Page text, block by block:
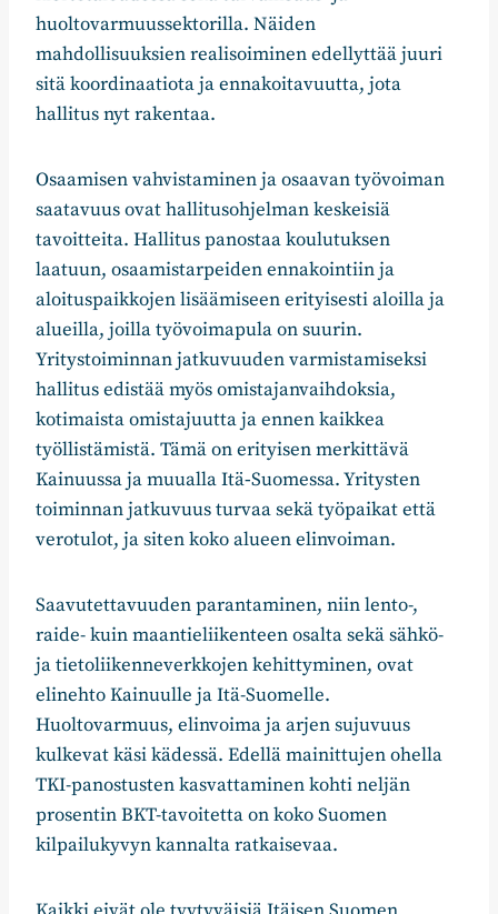
huoltovarmuussektorilla. Näiden
mahdollisuuksien realisoiminen edellyttää juuri
sitä koordinaatiota ja ennakoitavuutta, jota
hallitus nyt rakentaa.
Osaamisen vahvistaminen ja osaavan työvoiman
saatavuus ovat hallitusohjelman keskeisiä
tavoitteita. Hallitus panostaa koulutuksen
laatuun, osaamistarpeiden ennakointiin ja
aloituspaikkojen lisäämiseen erityisesti aloilla ja
alueilla, joilla työvoimapula on suurin.
Yritystoiminnan jatkuvuuden varmistamiseksi
hallitus edistää myös omistajanvaihdoksia,
kotimaista omistajuutta ja ennen kaikkea
työllistämistä. Tämä on erityisen merkittävä
Kainuussa ja muualla Itä‑Suomessa. Yritysten
toiminnan jatkuvuus turvaa sekä työpaikat että
verotulot, ja siten koko alueen elinvoiman.
Saavutettavuuden parantaminen, niin lento-,
raide- kuin maantieliikenteen osalta sekä sähkö-
ja tietoliikenneverkkojen kehittyminen, ovat
elinehto Kainuulle ja Itä-Suomelle.
Huoltovarmuus, elinvoima ja arjen sujuvuus
kulkevat käsi kädessä. Edellä mainittujen ohella
TKI-panostusten kasvattaminen kohti neljän
prosentin BKT-tavoitetta on koko Suomen
kilpailukyvyn kannalta ratkaisevaa.